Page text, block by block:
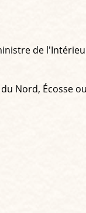
de
Nord, Écosse